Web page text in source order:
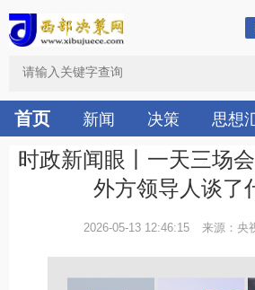
首页 新闻 决策 思想
时政新闻眼丨一天三场
外方领导人谈了
2026-05-13 12:46:15 来源：央